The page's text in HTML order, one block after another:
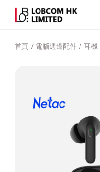
首頁/ 電腦週邊配件/耳機